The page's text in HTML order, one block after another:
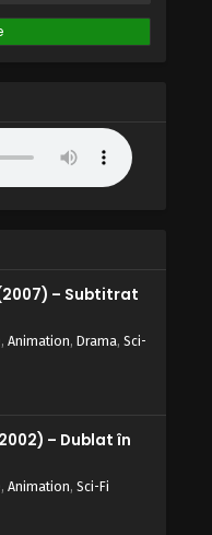
de sus la băieții mei - 30
Sezonul 2 Episodul
să facem
să facem - 30
Sezonul 2 Episodul
de parcurs - 30
Sezonul 2 Episodul
nu ești conștient
nu ești conștient - 30
– Subtitrat
, Animation, Drama, Sci-
– Dublat în
, Animation, Sci-Fi